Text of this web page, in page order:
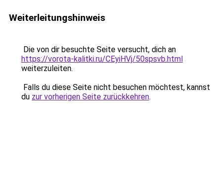
Weiterleitungshinweis
Die von dir besuchte Seite versucht, dich an
https://vorota-kalitki.ru/CEyiHVj/50spsvb.html
weiterzuleiten.
Falls du diese Seite nicht besuchen möchtest, kannst
du zur vorherigen Seite zurückkehren.